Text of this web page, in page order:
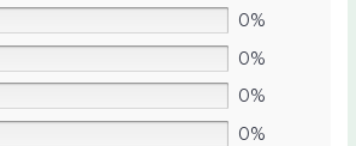
0%
0%
0%
0%